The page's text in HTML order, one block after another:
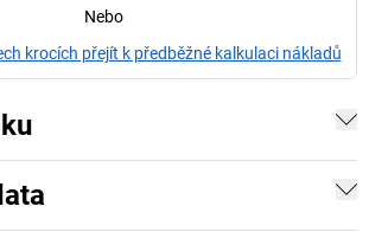
Nebo
krocích přejít k předběžné kalkulaci nákladů